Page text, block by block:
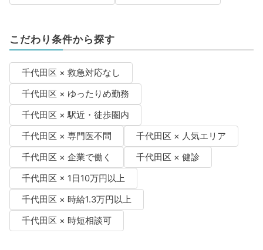
こだわり条件から探す
千代田区 × 救急対応なし
千代田区 × ゆったりめ勤務
千代田区 × 駅近・徒歩圏内
千代田区 × 専門医不問
千代田区 × 人気エリア
千代田区 × 企業で働く
千代田区 × 健診
千代田区 × 1日10万円以上
千代田区 × 時給1.3万円以上
千代田区 × 時短相談可